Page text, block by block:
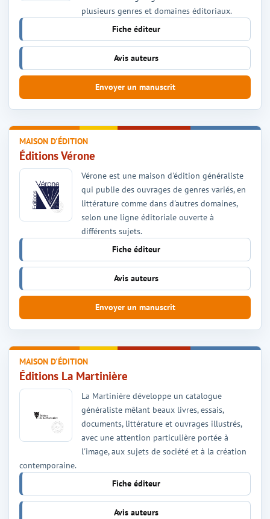
MAISON D'ÉDITION
Éditions Vérone
Vérone est une maison d'édition généraliste
qui publie des ouvrages de genres variés, en
littérature comme dans d'autres domaines,
selon une ligne éditoriale ouverte à
différents sujets.
Fiche éditeur
Avis auteurs
Envoyer un manuscrit
plusieurs genres et domaines éditoriaux.
Fiche éditeur
Avis auteurs
Envoyer un manuscrit
MAISON D'ÉDITION
Éditions La Martinière
La Martinière développe un catalogue
généraliste mêlant beaux livres, essais,
documents, littérature et ouvrages illustrés,
avec une attention particulière portée à
l'image, aux sujets de société et à la création
contemporaine.
Fiche éditeur
Avis auteurs